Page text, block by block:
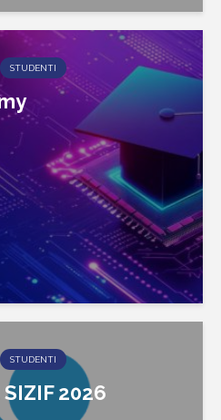
STUDENTI
STUDENTI
2026